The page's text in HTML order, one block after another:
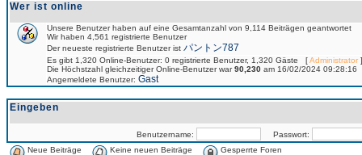
Wer ist online
Unsere Benutzer haben auf eine Gesamtanzahl von 9,114 Beiträgen geantwortet
Wir haben 4,561 registrierte Benutzer
Der neueste registrierte Benutzer ist パントン787
Es gibt 1,320 Online-Benutzer: 0 registrierte Benutzer, 1,320 Gäste [Administrator
Die Höchstzahl gleichzeitiger Online-Benutzer war90,230 am 16/02/2024 09:28:16
Angemeldete Benutzer: Gast
Eingeben
Benutzername:
Passwort:
Neue Beiträge
Keine neuen Beiträge Gesperrte Foren